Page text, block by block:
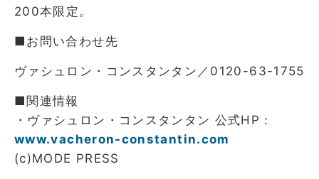
200本限定。
■お問い合わせ先
ヴァシュロン・コンスタンタン／0120-63-1755
■関連情報
・ヴァシュロン・コンスタンタン 公式HP：
www.vacheron-constantin.com
(c)MODE PRESS